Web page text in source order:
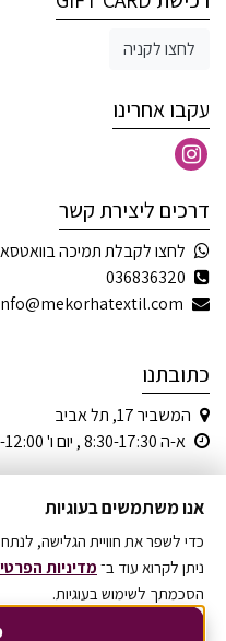
לחצו לקניה
עקבו אחרינו
דרכים ליצירת קשר
לחצו לקבלת תמיכה
036836320
כתובתנו
המשביר 17, תל אביב
א-ה 8:30-17:30 , יום ו' 8:30-12:00
© כל
אנו משתמשים בעוגיות
כדי לשפר את חוויית הגלישה,
ניתן לקרוא עוד ב־ מדיניות
הסכמתך לשימוש בעוגיות.